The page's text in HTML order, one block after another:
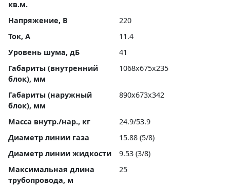
кв.м.
Напряжение, В
220
Ток, А
11.4
Уровень шума, дБ
41
Габариты (внутренний
блок), мм
1068x675x235
Габариты (наружный
блок), мм
890x673x342
Масса внутр./нар., кг
24.9/53.9
Диаметр линии газа
15.88 (5/8)
Диаметр линии жидкости
9.53 (3/8)
Максимальная длина
трубопровода, м
25